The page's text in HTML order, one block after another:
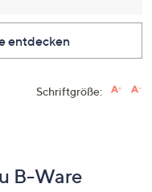
Link
Seite.
entdecken
Schriftgröße:
B-Ware